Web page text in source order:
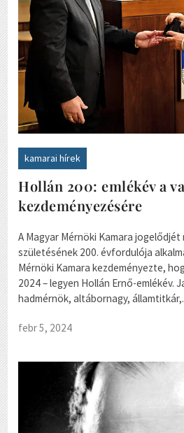
kamarai hírek
Hollán 200: emlékév a
kezdeményezésére
A Magyar Mérnöki Kamara
születésének 200. évfordulója
Mérnöki Kamara kezdeményezte,
2024 – legyen Hollán Ernő-emlékév.
hadmérnök, altábornagy,
febr 5, 2024